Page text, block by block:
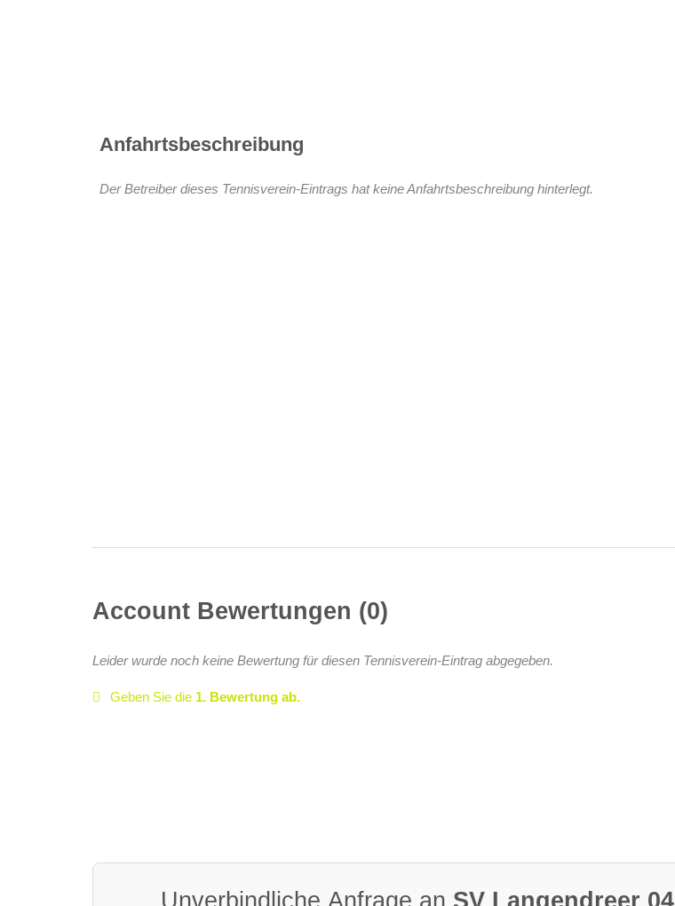
Anfahrtsbeschreibung
Der Betreiber dieses Tennisverein-Eintrags hat keine Anfahrtsbeschreibung hinterlegt.
Account Bewertungen 0
Leider wurde noch keine Bewertung für diesen Tennisverein-Eintrag abgegeben.
Geben Sie die 1. Bewertung ab.
Unverbindliche Anfrage an SV Langendreer 04